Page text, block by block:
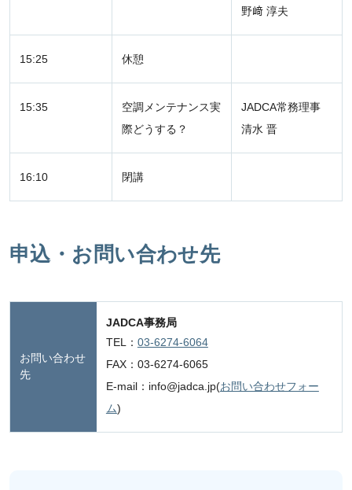
野﨑 淳夫
15:25 休憩
15:35
空調メンテナンス実
際どうする？
JADCA常務理事
清水 晋
16:10 閉講
申込・お問い合わせ先
お問い合わせ
先
JADCA事務局
TEL： 03-6274-6064
FAX：03-6274-6065
E-mail：info@jadca.jp(お問い合わせフォー
ム)